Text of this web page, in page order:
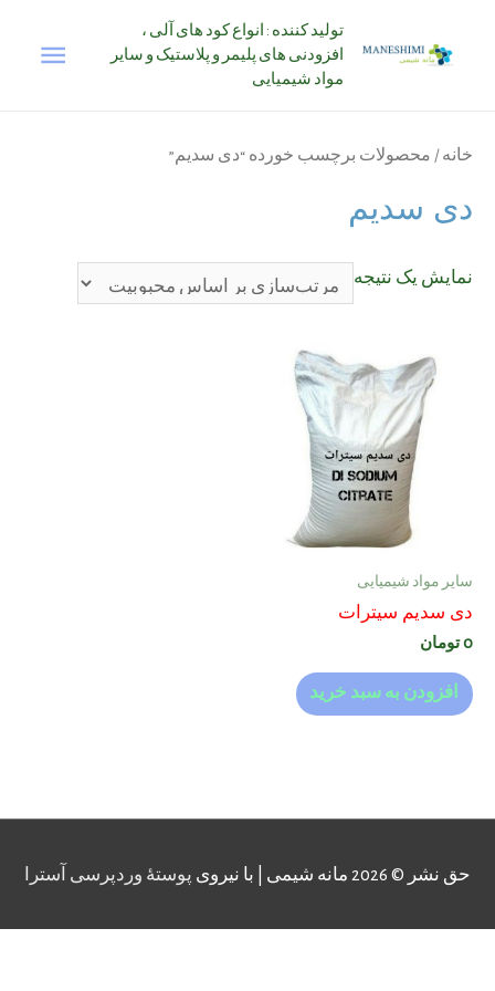
تولید کننده : انواع کود های آلی ،
افزودنی های پلیمر و پلاستیک و سایر
مواد شیمیایی
خانه/ محصولات برچسب خورده “دی سدیم”
دی سدیم
نمایش یک نتیجه
سایر مواد شیمیایی
دی سدیم سیترات
0 تومان
افزودن به سبد خرید
حق نشر © 2026 مانه شیمی | با نیروی پوستهٔ وردپرسی آسترا